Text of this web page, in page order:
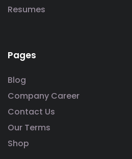
Resumes
Pages
Blog
Company Career
Contact Us
Our Terms
Shop